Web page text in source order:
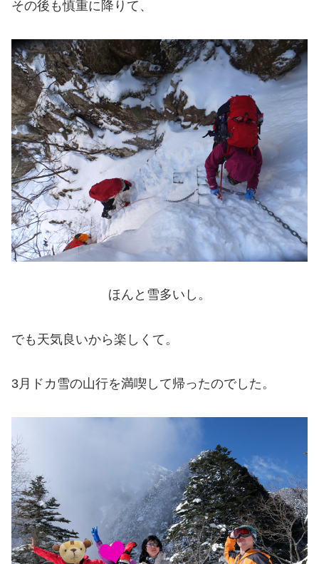
その後も慎重に降りて、
ほんと雪多いし。
でも天気良いから楽しくて。
3月ドカ雪の山行を満喫して帰ったのでした。